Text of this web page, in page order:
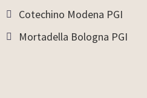
Cotechino Modena PGI
Mortadella Bologna PGI